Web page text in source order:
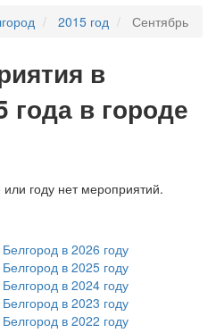
2015 год Сентябрь
в
года в городе
году нет мероприятий.
в 2026 году
в 2025 году
в 2024 году
в 2023 году
в 2022 году